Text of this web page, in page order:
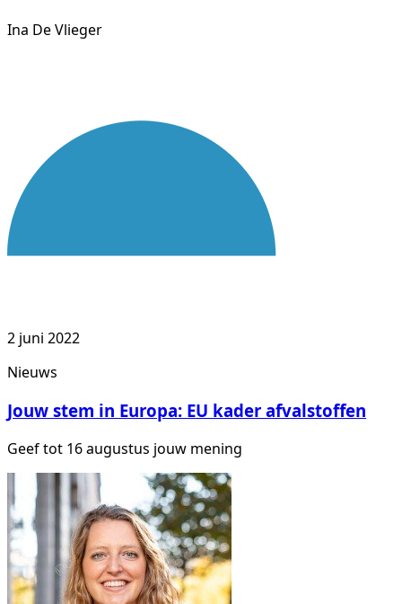
Ina De Vlieger
2 juni 2022
Nieuws
Jouw stem in Europa: EU kader afvalstoffen
Geef tot 16 augustus jouw mening